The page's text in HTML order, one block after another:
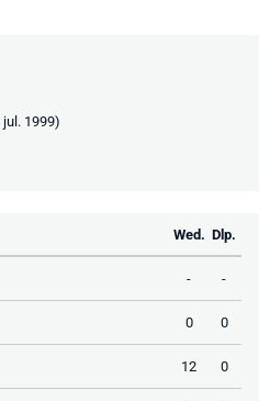
jul. 1999)
Wed. Dlp.
- -
0 0
12 0